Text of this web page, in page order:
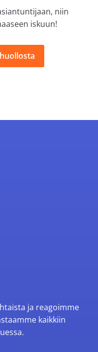
niin
iskuun!
ja reagoimme
kaikkiin